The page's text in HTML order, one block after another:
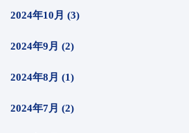
2024年10月 (3)
2024年9月 (2)
2024年8月 (1)
2024年7月 (2)